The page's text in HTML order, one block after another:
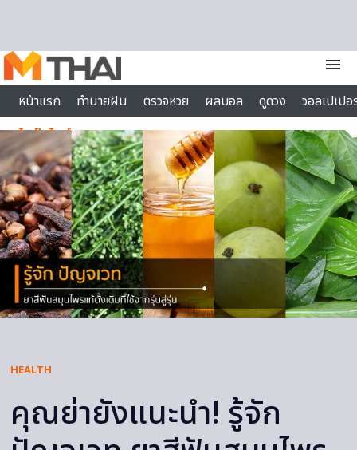
menu
หน้าแรก
ทำนายฝัน ตรวจหวย ผลบอล ดูดวง
วอลเปเป
ไลฟ์สไตล์
HEALTH
คุณย่ายังแนะนำ! รู้จัก